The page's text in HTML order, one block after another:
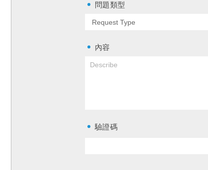
問題類型
內容
驗證碼